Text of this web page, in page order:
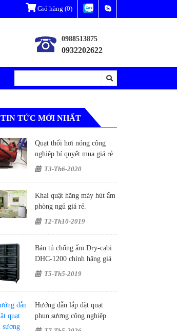
Giỏ hàng (0)
0988513875
0932202622
TIN TỨC MỚI NHẤT
Quạt thổi hơi nóng công
nghiệp bí quyết mua giá rẻ.
T3-Th6-2020
Khai quật hãng máy hút ẩm
phòng ngủ giá rẻ.
T2-Th10-2019
Bán tủ chống ẩm Dry-cabi
DHC-1200 chính hãng giá
rẻ tại Hà Nội
T5-Th5-2019
Hướng dẫn lắp đặt quạt
phun sương công nghiệp